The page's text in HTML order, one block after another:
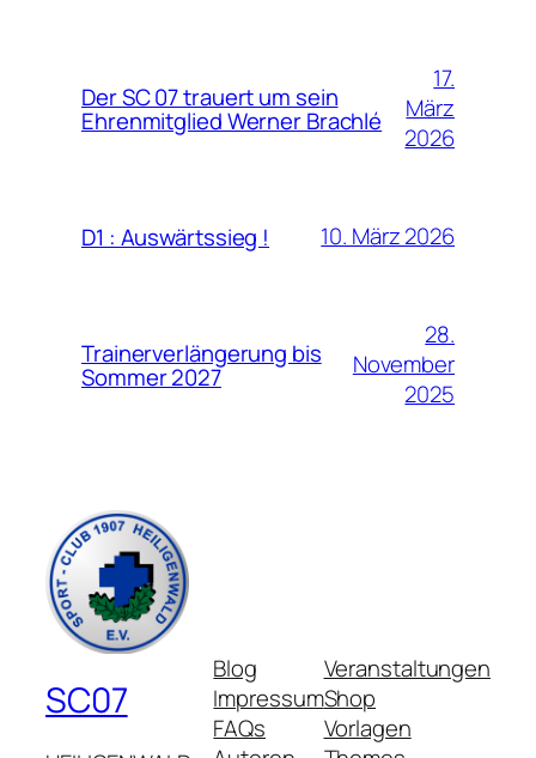
Der SC 07 trauert um sein
Ehrenmitglied Werner Brachlé
17.
März
2026
D1 : Auswärtssieg ! 10. März 2026
Trainerverlängerung bis
Sommer 2027
28.
November
2025
SC07
Blog
Impressum
FAQs
Veranstaltungen
Shop
Vorlagen